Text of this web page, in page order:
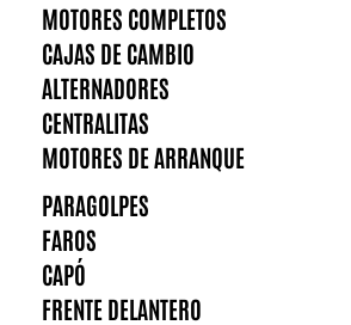
MOTORES COMPLETOS
CAJAS DE CAMBIO
ALTERNADORES
CENTRALITAS
MOTORES DE ARRANQUE
PARAGOLPES
FAROS
CAPÓ
FRENTE DELANTERO